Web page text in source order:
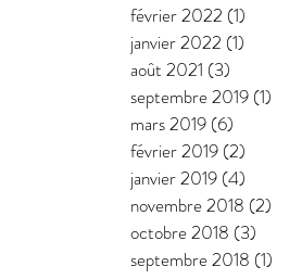
février 2022 (1)
janvier 2022 (1)
août 2021 (3)
septembre 2019 (1)
mars 2019 (6)
février 2019 (2)
janvier 2019 (4)
novembre 2018 (2)
octobre 2018 (3)
septembre 2018 (1)